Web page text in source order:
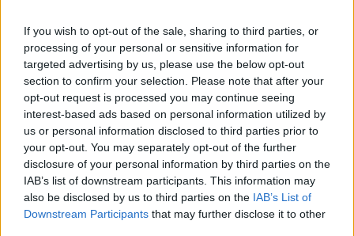
If you wish to opt-out of the sale, sharing to third parties, or
processing of your personal or sensitive information for
targeted advertising by us, please use the below opt-out
section to confirm your selection. Please note that after your
opt-out request is processed you may continue seeing
interest-based ads based on personal information utilized by
us or personal information disclosed to third parties prior to
your opt-out. You may separately opt-out of the further
disclosure of your personal information by third parties on the
IAB’s list of downstream participants. This information may
also be disclosed by us to third parties on the IAB’s List of
Downstream Participants that may further disclose it to other